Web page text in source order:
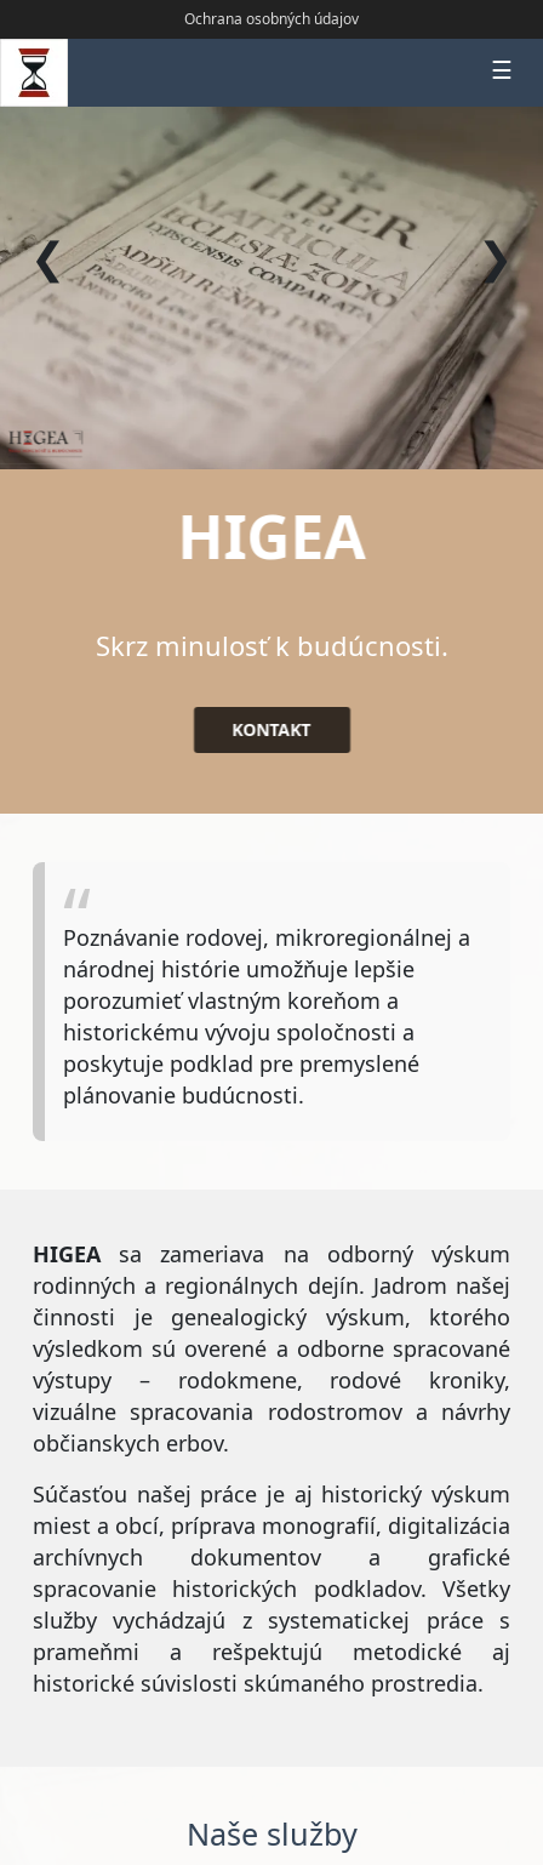
Ochrana osobných údajov
☰
HIGEA
Skrz minulosť k budúcnosti.
KONTAKT
❮ ❯
Poznávanie rodovej, mikroregionálnej a
národnej histórie umožňuje lepšie
porozumieť vlastným koreňom a
historickému vývoju spoločnosti a
poskytuje podklad pre premyslené
plánovanie budúcnosti.
HIGEAsa zameriava na odborný výskum
rodinných a regionálnych dejín. Jadrom našej
činnosti je genealogický výskum, ktorého
výsledkom sú overené a odborne spracované
výstupy – rodokmene, rodové kroniky,
vizuálne spracovania rodostromov a návrhy
občianskych erbov.
Súčasťou našej práce je aj historický výskum
miest a obcí, príprava monografií, digitalizácia
archívnych dokumentov a grafické
spracovanie historických podkladov. Všetky
služby vychádzajú z systematickej práce s
prameňmi a rešpektujú metodické aj
historické súvislosti skúmaného prostredia.
Naše služby